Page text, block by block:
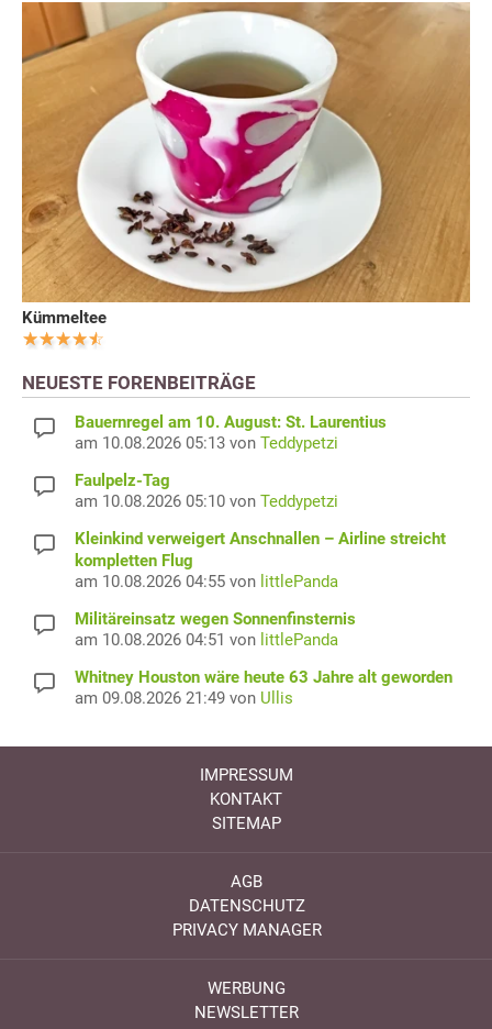
Kümmeltee
NEUESTE FORENBEITRÄGE
Bauernregel am 10. August: St. Laurentius
am 10.08.2026 05:13 von Teddypetzi
Faulpelz-Tag
am 10.08.2026 05:10 von Teddypetzi
Kleinkind verweigert Anschnallen – Airline streicht
kompletten Flug
am 10.08.2026 04:55 von littlePanda
Militäreinsatz wegen Sonnenfinsternis
am 10.08.2026 04:51 von littlePanda
Whitney Houston wäre heute 63 Jahre alt geworden
am 09.08.2026 21:49 von Ullis
IMPRESSUM
KONTAKT
SITEMAP
AGB
DATENSCHUTZ
PRIVACY MANAGER
WERBUNG
NEWSLETTER